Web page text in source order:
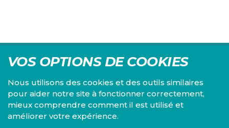
VOS OPTIONS DE COOKIES
Nous utilisons des cookies et des outils similaires
pour aider notre site à fonctionner correctement,
mieux comprendre comment il est utilisé et
améliorer votre expérience.
Centre d'études du PS, l'Institut Emile Vandervelde se
consacre à la recherche sur toutes les questions d'ordre